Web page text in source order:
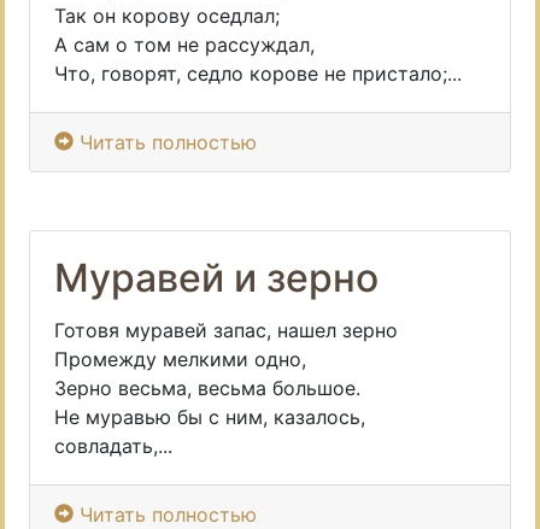
Так он корову оседлал;
А сам о том не рассуждал,
Что, говорят, седло корове не пристало;...
Читать полностью
Муравей и зерно
Готовя муравей запас, нашел зерно
Промежду мелкими одно,
Зерно весьма, весьма большое.
Не муравью бы с ним, казалось,
совладать,...
Читать полностью